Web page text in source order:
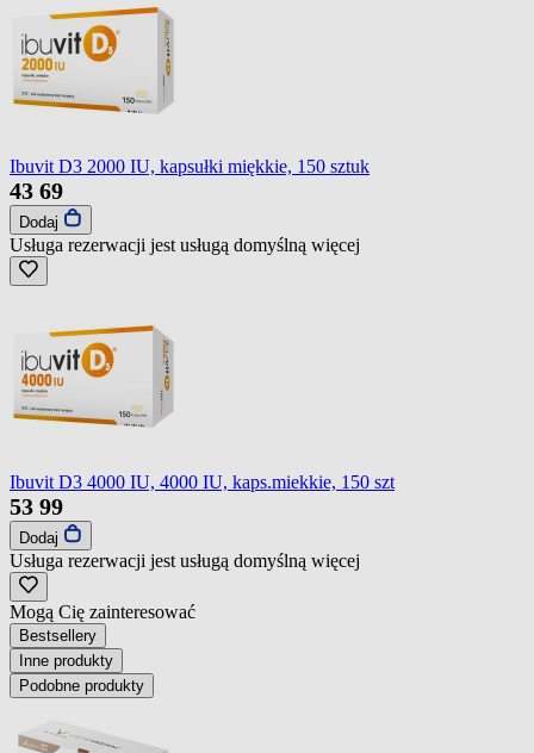
Ibuvit D3 2000 IU, kapsułki miękkie, 150 sztuk
43 69
Dodaj
Usługa rezerwacji jest usługą domyślną więcej
Ibuvit D3 4000 IU, 4000 IU, kaps.miekkie, 150 szt
53 99
Dodaj
Usługa rezerwacji jest usługą domyślną więcej
Mogą Cię zainteresować
Bestsellery
Inne produkty
Podobne produkty